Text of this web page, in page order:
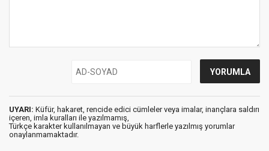
UYARI: Küfür, hakaret, rencide edici cümleler veya imalar, inançlara saldırı
içeren, imla kuralları ile yazılmamış,
Türkçe karakter kullanılmayan ve büyük harflerle yazılmış yorumlar
onaylanmamaktadır.